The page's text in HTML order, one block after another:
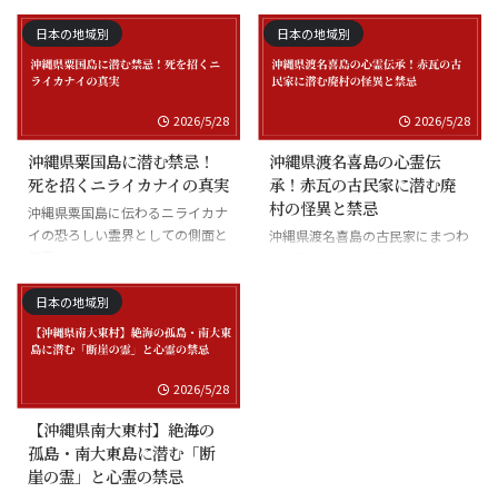
士の怪談
日本の地域別
2026/5/28
沖縄県粟国島に潜む禁忌！
死を招くニライカナイの真実
沖縄県粟国島に伝わるニライカナ
イの恐ろしい霊界としての側面と
日本の地域別
2026/5/28
沖縄県渡名喜島の心霊伝
承！赤瓦の古民家に潜む廃
村の怪異と禁忌
沖縄県渡名喜島の古民家にまつわ
日本の地域別
2026/5/28
【沖縄県南大東村】絶海の
孤島・南大東島に潜む「断
崖の霊」と心霊の禁忌